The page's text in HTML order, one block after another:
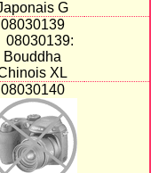
08030139
08030140